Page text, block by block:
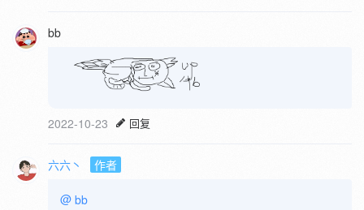
bb
2022-10-23 回复
六六丶 作者
@ bb